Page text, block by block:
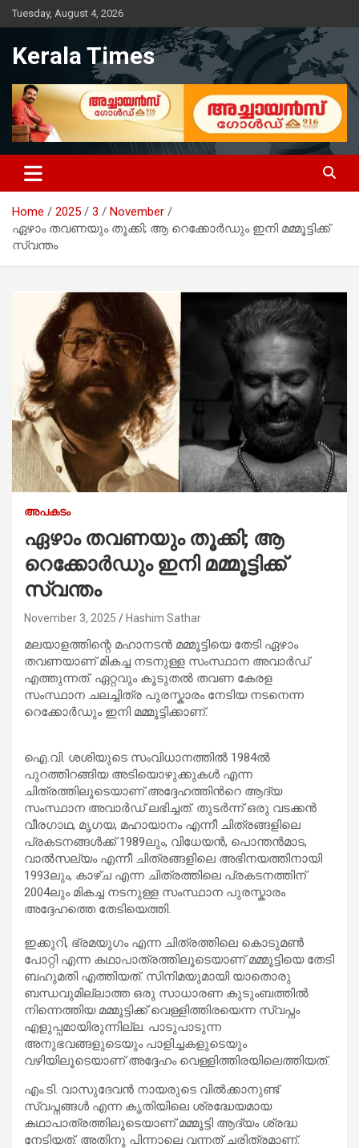
Skip
to
Tuesday, August 4, 2026
Kerala Times
Home 2025 3
November
ഏഴാം തവണയും തൂക്കി; ആ റെക്കോര്‍ഡും ഇനി മമ്മൂട്ടിക്ക്
സ്വന്തം
അപകടം
ഏഴാം തവണയും തൂക്കി; ആ
റെക്കോര്‍ഡും ഇനി മമ്മൂട്ടിക്ക്
സ്വന്തം
November 3, 2025 Hashim Sathar
മലയാളത്തിന്റെ മഹാനടൻ മമ്മൂട്ടിയെ തേടി ഏഴാം
തവണയാണ് മികച്ച നടനുള്ള സംസ്ഥാന അവാർഡ്
എത്തുന്നത്. ഏറ്റവും കൂടുതൽ തവണ കേരള
സംസ്ഥാന ചലച്ചിത്ര പുരസ്കാരം നേടിയ നടനെന്ന
റെക്കോർഡും ഇനി മമ്മൂട്ടിക്കാണ്.
ഐ.വി. ശശിയുടെ സംവിധാനത്തിൽ 1984ൽ
പുറത്തിറങ്ങിയ അടിയൊഴുക്കുകൾ എന്ന
ചിത്രത്തിലൂടെയാണ് അദ്ദേഹത്തിന്‍റെ ആദ്യ
സംസ്ഥാന അവാർഡ് ലഭിച്ചത്. തുടർന്ന് ഒരു വടക്കൻ
വീരഗാഥ, മൃഗയ, മഹായാനം എന്നീ ചിത്രങ്ങളിലെ
പ്രകടനങ്ങൾക്ക് 1989ലും, വിധേയൻ, പൊന്തൻമാട,
വാൽസല്യം എന്നീ ചിത്രങ്ങളിലെ അഭിനയത്തിനായി
1993ലും, കാഴ്ച എന്ന ചിത്രത്തിലെ പ്രകടനത്തിന്
2004ലും മികച്ച നടനുള്ള സംസ്ഥാന പുരസ്കാരം
അദ്ദേഹത്തെ തേടിയെത്തി.
ഇക്കുറി, ഭ്രമയുഗം എന്ന ചിത്രത്തിലെ കൊടുമൺ
പോറ്റി എന്ന കഥാപാത്രത്തിലൂടെയാണ് മമ്മൂട്ടിയെ തേടി
ബഹുമതി എത്തിയത്. സിനിമയുമായി യാതൊരു
ബന്ധവുമില്ലാത്ത ഒരു സാധാരണ കുടുംബത്തിൽ
നിന്നെത്തിയ മമ്മൂട്ടിക്ക് വെള്ളിത്തിരയെന്ന സ്വപ്നം
എളുപ്പമായിരുന്നില്ല. പാടുപാടുന്ന
അനുഭവങ്ങളുടെയും പാളിച്ചകളുടെയും
വഴിയിലൂടെയാണ് അദ്ദേഹം വെള്ളിത്തിരയിലെത്തിയത്.
എം.ടി. വാസുദേവൻ നായരുടെ വിൽക്കാനുണ്ട്
സ്വപ്നങ്ങൾ എന്ന കൃതിയിലെ ശ്രദ്ധേയമായ
കഥാപാത്രത്തിലൂടെയാണ് മമ്മൂട്ടി ആദ്യം ശ്രദ്ധ
നേടിയത്. അതിനു പിന്നാലെ വന്നത് ചരിത്രമാണ്.